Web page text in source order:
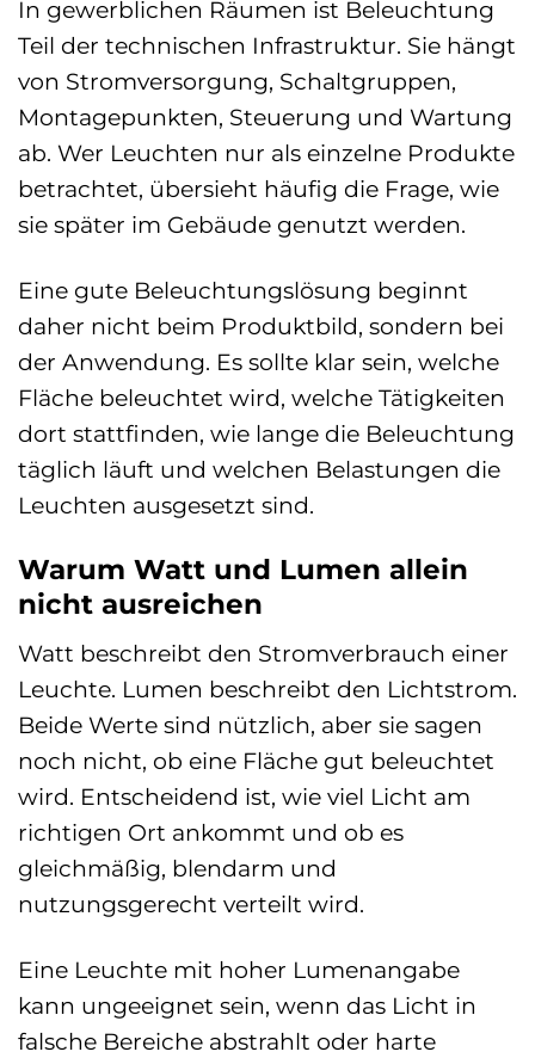
In gewerblichen Räumen ist Beleuchtung
Teil der technischen Infrastruktur. Sie hängt
von Stromversorgung, Schaltgruppen,
Montagepunkten, Steuerung und Wartung
ab. Wer Leuchten nur als einzelne Produkte
betrachtet, übersieht häufig die Frage, wie
sie später im Gebäude genutzt werden.
Eine gute Beleuchtungslösung beginnt
daher nicht beim Produktbild, sondern bei
der Anwendung. Es sollte klar sein, welche
Fläche beleuchtet wird, welche Tätigkeiten
dort stattfinden, wie lange die Beleuchtung
täglich läuft und welchen Belastungen die
Leuchten ausgesetzt sind.
Warum Watt und Lumen allein
nicht ausreichen
Watt beschreibt den Stromverbrauch einer
Leuchte. Lumen beschreibt den Lichtstrom.
Beide Werte sind nützlich, aber sie sagen
noch nicht, ob eine Fläche gut beleuchtet
wird. Entscheidend ist, wie viel Licht am
richtigen Ort ankommt und ob es
gleichmäßig, blendarm und
nutzungsgerecht verteilt wird.
Eine Leuchte mit hoher Lumenangabe
kann ungeeignet sein, wenn das Licht in
falsche Bereiche abstrahlt oder harte